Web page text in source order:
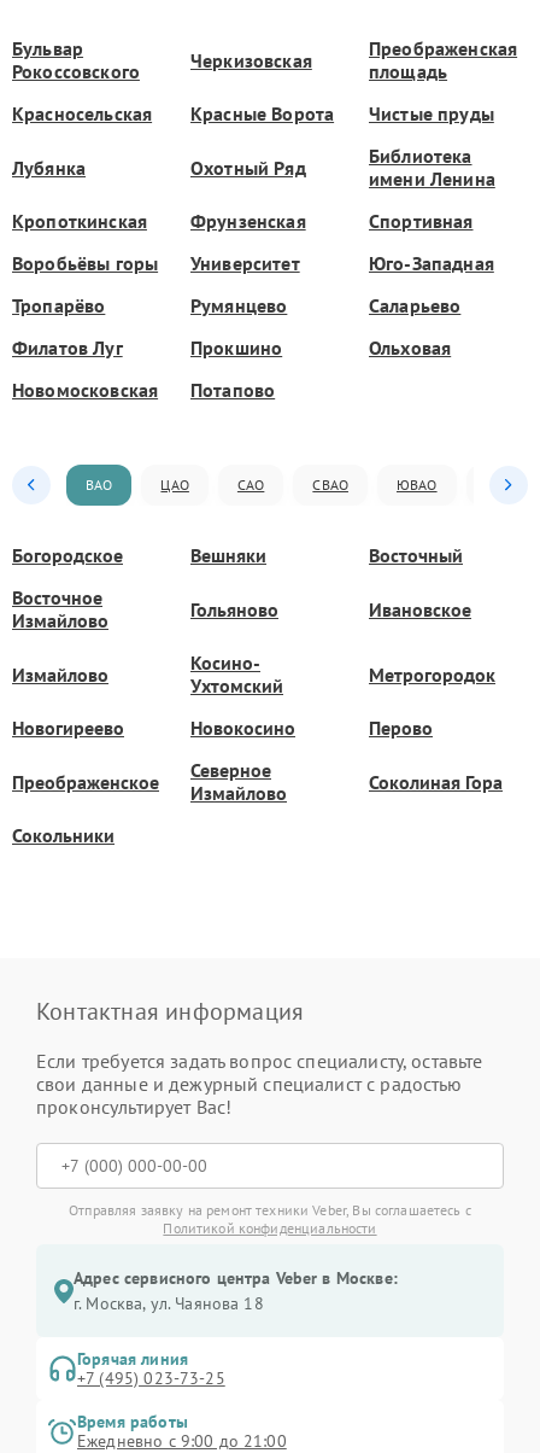
Бульвар
Рокоссовского
Черкизовская
Преображенская
площадь
Красносельская
Красные Ворота Чистые пруды
Лубянка Охотный Ряд
Библиотека
имени Ленина
Кропоткинская
Фрунзенская
Спортивная
Воробьёвы горы
Университет
Юго-Западная
Тропарёво
Румянцево
Саларьево
Филатов Луг
Прокшино
Ольховая
Новомосковская
Потапово
ВАО ЦАО САО СВАО ЮВАО ЮАО
Богородское Вешняки
Восточный
Восточное
Измайлово
Гольяново Ивановское
Измайлово
Косино-
Ухтомский
Метрогородок
Новогиреево Новокосино Перово
Преображенское
Северное
Измайлово
Соколиная Гора
Сокольники
Контактная информация
Если требуется задать вопрос специалисту, оставьте
свои данные и дежурный специалист с радостью
проконсультирует Вас!
Отправляя заявку на ремонт техники Veber, Вы соглашаетесь с
Политикой конфиденциальности
Адрес сервисного центра Veber в Москве:
г. Москва, ул. Чаянова 18
Горячая линия
+7 (495) 023-73-25
Время работы
Ежедневно с 9:00 до 21:00